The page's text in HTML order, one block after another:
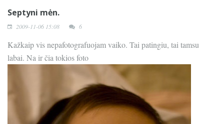
Septyni mėn.
2009-11-06 15:08 6
Kažkaip vis nepafotografuojam vaiko. Tai patingiu, tai tamsu
labai. Na ir čia tokios foto